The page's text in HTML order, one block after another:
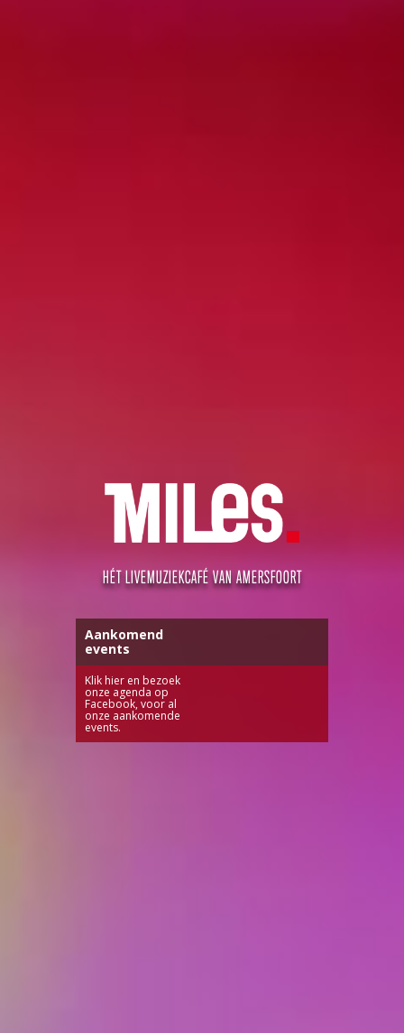
HÉT LIVEMUZIEKCAFÉ VAN AMERSFOORT
Aankomend
events
Klik hier en bezoek
onze agenda op
Facebook, voor al
onze aankomende
events.